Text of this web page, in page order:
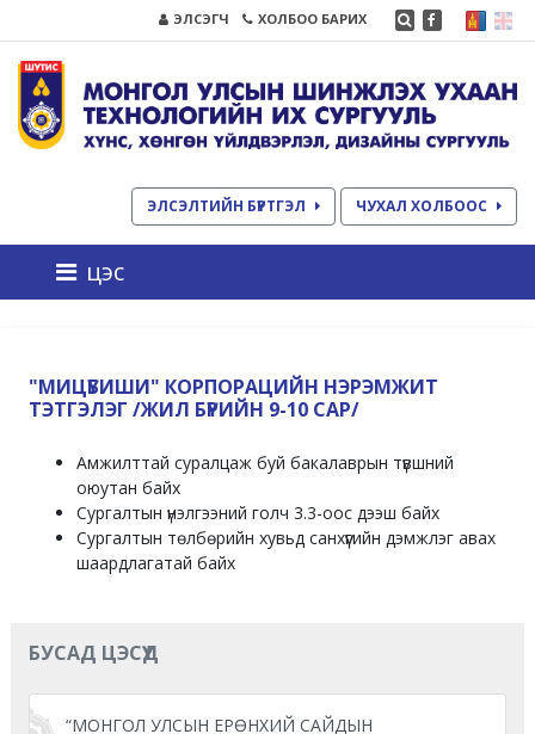
ЭЛСЭГЧ ХОЛБОО БАРИХ
ЭЛСЭЛТИЙН БҮРТГЭЛ ЧУХАЛ ХОЛБООС
цэс
"МИЦҮБИШИ" КОРПОРАЦИЙН НЭРЭМЖИТ
ТЭТГЭЛЭГ /ЖИЛ БҮРИЙН 9-10 САР/
Амжилттай суралцаж буй бакалаврын түвшний
оюутан байх
Сургалтын үнэлгээний голч 3.3-оос дээш байх
Сургалтын төлбөрийн хувьд санхүүгийн дэмжлэг авах
шаардлагатай байх
БУСАД ЦЭСҮҮД
“МОНГОЛ УЛСЫН ЕРӨНХИЙ САЙДЫН